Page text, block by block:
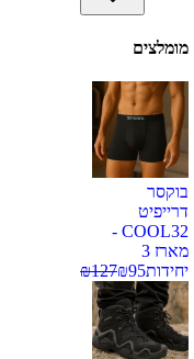
מומלצים
בוקסר
דרייפיט
COOL32 -
מארז 3
יחידות
₪95
₪127